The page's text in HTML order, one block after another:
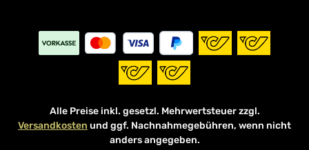
Alle Preise inkl. gesetzl. Mehrwertsteuer zzgl.
Versandkosten und ggf. Nachnahmegebühren, wenn nicht
anders angegeben.